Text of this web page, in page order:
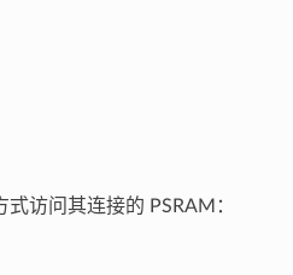
访问其连接的 PSRAM：